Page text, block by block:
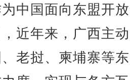
中国面向东盟开
近年来，广西主
老挝、柬埔寨等